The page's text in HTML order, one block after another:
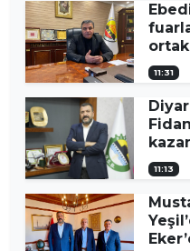
11:31
11:13